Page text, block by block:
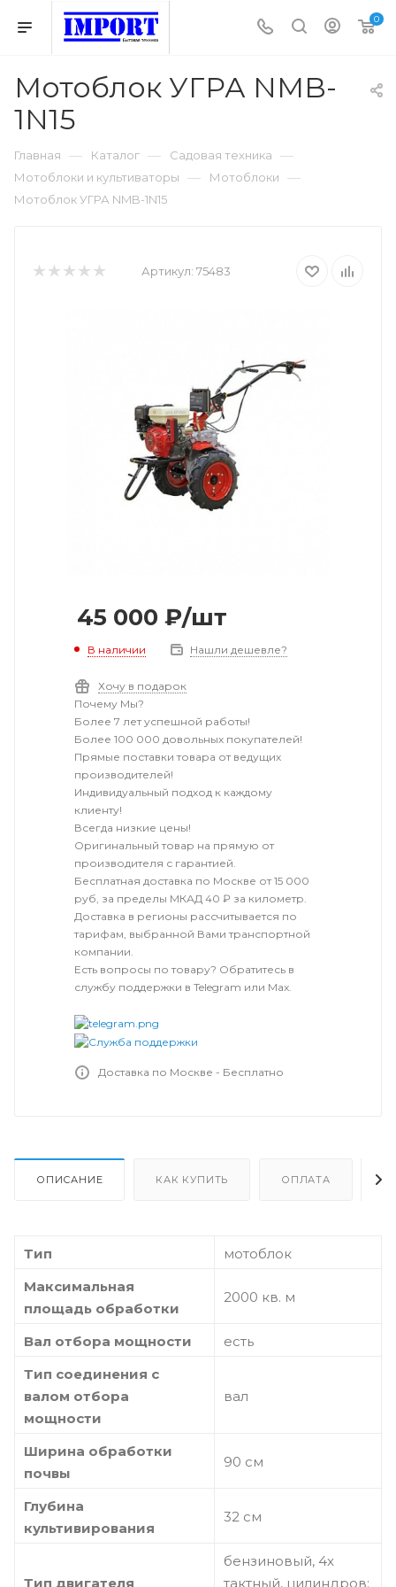
0
Мотоблок УГРА NMB-
1N15
Главная — Каталог — Садовая техника —
Мотоблоки и культиваторы — Мотоблоки —
Мотоблок УГРА NMB-1N15
Артикул: 75483
45 000 ₽/шт
В наличии Нашли дешевле?
Хочу в подарок
Почему Мы?
Более 7 лет успешной работы!
Более 100 000 довольных покупателей!
Прямые поставки товара от ведущих
производителей!
Индивидуальный подход к каждому
клиенту!
Всегда низкие цены!
Оригинальный товар на прямую от
производителя с гарантией.
Бесплатная доставка по Москве от 15 000
руб, за пределы МКАД 40 ₽ за километр.
Доставка в регионы рассчитывается по
тарифам, выбранной Вами транспортной
компании.
Есть вопросы по товару? Обратитесь в
службу поддержки в Telegram или Max.
Доставка по Москве - Бесплатно
ОПИСАНИЕ КАК КУПИТЬ ОПЛАТА
Тип
мотоблок
Максимальная
площадь обработки
2000 кв. м
Вал отбора мощности
есть
Тип соединения с
валом отбора
мощности
вал
Ширина обработки
почвы
90 см
Глубина
культивирования
32 см
Тип двигателя
бензиновый, 4х
тактный, цилиндров: